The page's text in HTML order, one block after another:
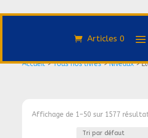
Articles 0
Accueil>Tous nos livres>Niveaux>
Affichage de 1–50 sur 1577